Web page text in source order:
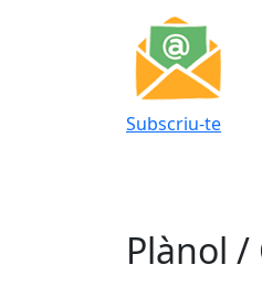
Subscriu-te
Plànol /